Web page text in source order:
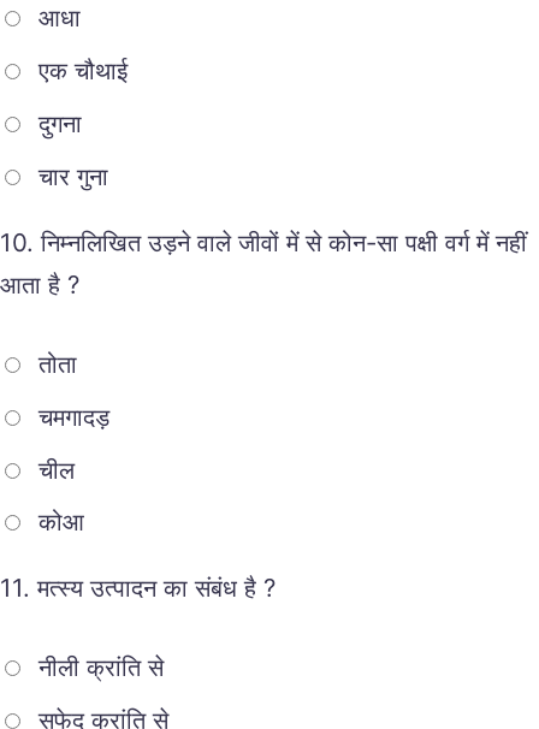
आधा
एक चौथाई
दुगना
चार गुना
10.निम्नलिखित उड़ने वाले जीवों में से कोन-सा पक्षी वर्ग में नहीं
आता है ?
तोता
चमगादड़
चील
कोआ
11.मत्स्य उत्पादन का संबंध है ?
नीली क्रांति से
सफेद क्रांति से